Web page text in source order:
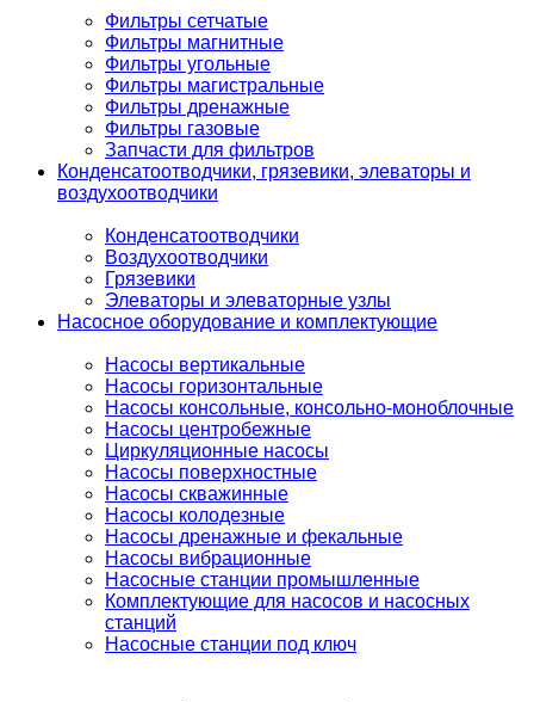
Фильтры сетчатые
Фильтры магнитные
Фильтры угольные
Фильтры магистральные
Фильтры дренажные
Фильтры газовые
Запчасти для фильтров
Конденсатоотводчики, грязевики, элеваторы и
воздухоотводчики
Конденсатоотводчики
Воздухоотводчики
Грязевики
Элеваторы и элеваторные узлы
Насосное оборудование и комплектующие
Насосы вертикальные
Насосы горизонтальные
Насосы консольные, консольно-моноблочные
Насосы центробежные
Циркуляционные насосы
Насосы поверхностные
Насосы скважинные
Насосы колодезные
Насосы дренажные и фекальные
Насосы вибрационные
Насосные станции промышленные
Комплектующие для насосов и насосных
станций
Насосные станции под ключ